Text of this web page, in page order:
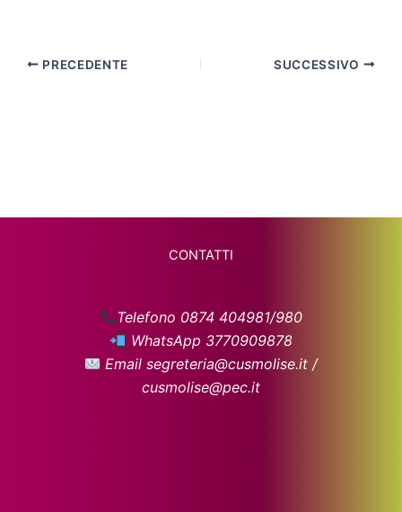
PRECEDENTE SUCCESSIVO
CONTATTI
Telefono 0874 404981/980
WhatsApp 3770909878
Email segreteria@cusmolise.it /
cusmolise@pec.it